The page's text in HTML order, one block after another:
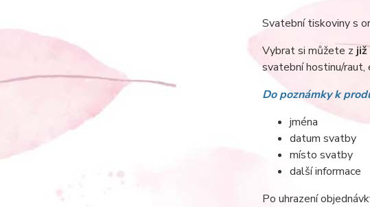
Svatební tiskoviny s
Vybrat si můžete z
svatební hostinu/raut,
Do poznámky k
jména
datum svatby
místo svatby
další informace
Po uhrazení